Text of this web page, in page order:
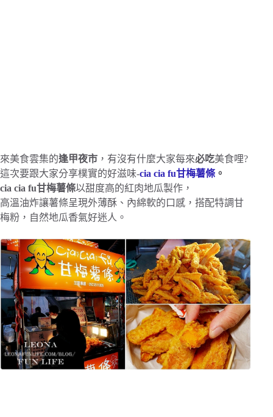
來美食雲集的逢甲夜市 ，有沒有什麼大家每來必吃美食哩?
這次要跟大家分享樸實的好滋味-cia cia fu甘梅薯條 。
cia cia fu甘梅薯條以甜度高的紅肉地瓜製作，
高溫油炸讓薯條呈現外薄酥、內綿軟的口感，搭配特調甘
梅粉，自然地瓜香氣好迷人。